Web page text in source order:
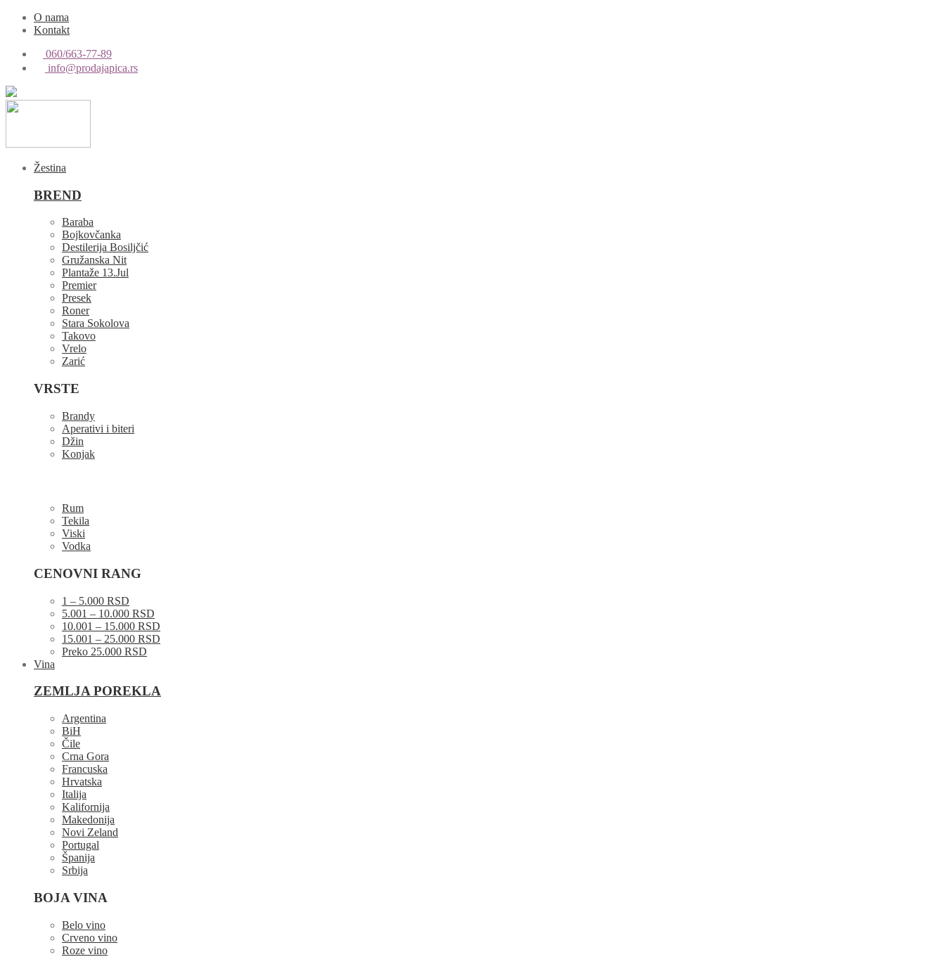
O nama
Kontakt
060/663-77-89
info@prodajapica.rs
Žestina
BREND
Baraba
Bojkovčanka
Destilerija Bosiljčić
Gružanska Nit
Plantaže 13.Jul
Premier
Presek
Roner
Stara Sokolova
Takovo
Vrelo
Zarić
VRSTE
Brandy
Aperativi i biteri
Džin
Konjak
Rum
Tekila
Viski
Vodka
CENOVNI RANG
1 – 5.000 RSD
5.001 – 10.000 RSD
10.001 – 15.000 RSD
15.001 – 25.000 RSD
Preko 25.000 RSD
Vina
ZEMLJA POREKLA
Argentina
BiH
Čile
Crna Gora
Francuska
Hrvatska
Italija
Kalifornija
Makedonija
Novi Zeland
Portugal
Španija
Srbija
BOJA VINA
Belo vino
Crveno vino
Roze vino